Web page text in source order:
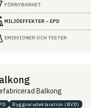
FÖRNYBARHET
MILJÖEFFEKTER – EPD
EMISSIONER OCH TESTER
Balkong
Byggvaru­deklaration (BVD)